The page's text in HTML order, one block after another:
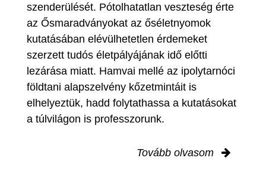
szenderülését. Pótolhatatlan veszteség érte
az Ősmaradványokat az őséletnyomok
kutatásában elévülhetetlen érdemeket
szerzett tudós életpályájának idő előtti
lezárása miatt. Hamvai mellé az ipolytarnóci
földtani alapszelvény kőzetmintáit is
elhelyeztük, hadd folytathassa a kutatásokat
a túlvilágon is professzorunk.
Tovább olvasom